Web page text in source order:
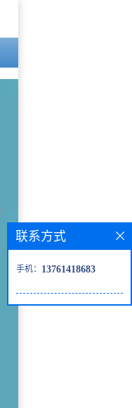
联系方式
手机： 13761418683